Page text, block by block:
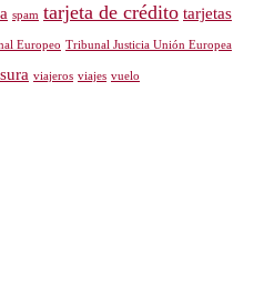
spam tarjeta de crédito tarjetas
Europeo Tribunal Justicia Unión Europea
viajeros viajes vuelo